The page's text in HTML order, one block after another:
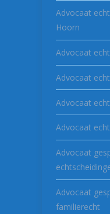
Advocaat
Hoorn
Advocaat
Advocaat
Advocaat
Advocaat
Advocaat
Advocaat
familierecht